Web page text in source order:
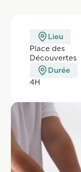
Lieu
Place des
Découvertes
Durée
4H